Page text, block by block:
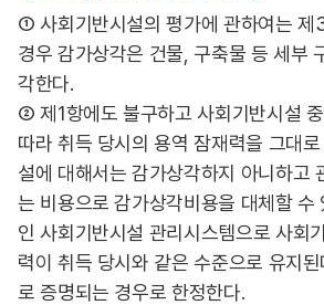
① 사회기반시설의 평가에 관하여는 제
경우 감가상각은 건물, 구축물 등 세부
각한다.
② 제1항에도 불구하고 사회기반시설
따라 취득 당시의 용역 잠재력을 그대로
설에 대해서는 감가상각하지 아니하고
는 비용으로 감가상각비용을 대체할 수
인 사회기반시설 관리시스템으로 사회
력이 취득 당시와 같은 수준으로 유지
로 증명되는 경우로 한정한다.